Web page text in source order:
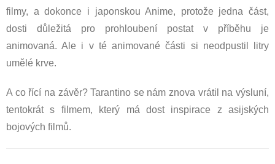
filmy, a dokonce i japonskou Anime, protože jedna část,
dosti důležitá pro prohloubení postat v příběhu je
animovaná. Ale i v té animované části si neodpustil litry
umělé krve.
A co řící na závěr? Tarantino se nám znova vrátil na výsluní,
tentokrát s filmem, který má dost inspirace z asijských
bojových filmů.